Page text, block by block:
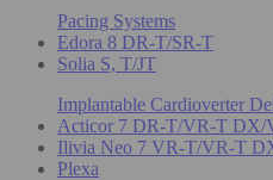
Pacing Systems
Edora 8 DR-T/SR-T
Solia S, T/JT
Implantable Cardioverter
Acticor 7 DR-T/VR-T DX/
Ilivia Neo 7 VR-T/VR-T
Plexa